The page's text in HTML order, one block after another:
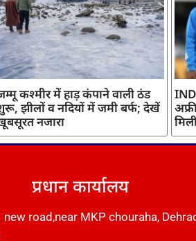
कश्मीर में हाड़ कंपाने वाली ठंड
झीलों व नदियों में जमी बर्फ; देखें
नजारा
प्रधान कार्यालय
road,near MKP chouraha,